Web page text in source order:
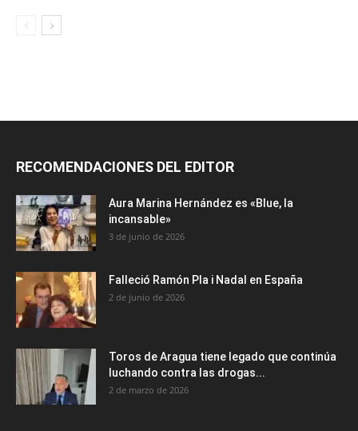
RECOMENDACIONES DEL EDITOR
Aura Marina Hernández es «Blue, la
incansable»
3 de junio de 2026
Falleció Ramón Pla i Nadal en España
2 de junio de 2026
Toros de Aragua tiene legado que continúa
luchando contra las drogas...
2 de marzo de 2026